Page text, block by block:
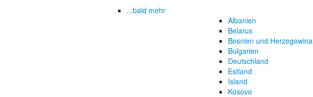
...bald mehr
Albanien
Belarus
Bosnien und Herzegowina
Bulgarien
Deutschland
Estland
Island
Kosovo